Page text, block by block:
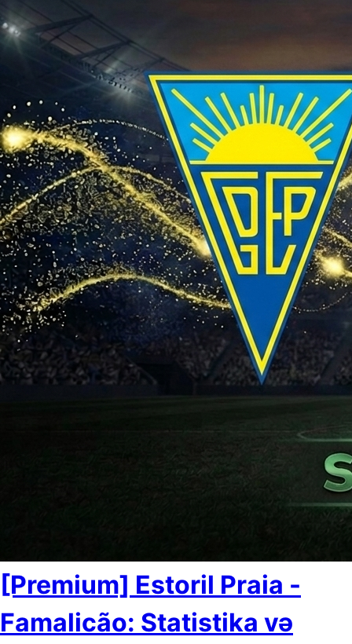
[Premium] Estoril Praia -
Famalicão: Statistika və